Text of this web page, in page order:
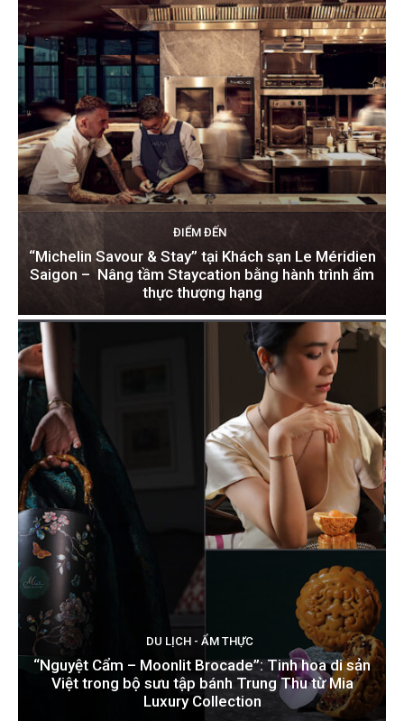
ĐIỂM ĐẾN
“Michelin Savour & Stay” tại Khách sạn Le Méridien
Saigon – Nâng tầm Staycation bằng hành trình ẩm
thực thượng hạng
DU LỊCH - ẨM THỰC
“Nguyệt Cẩm – Moonlit Brocade”: Tinh hoa di sản
Việt trong bộ sưu tập bánh Trung Thu từ Mia
Luxury Collection